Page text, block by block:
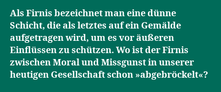
Als Firnis bezeichnet man eine dünne
Schicht, die als letztes auf ein Gemälde
aufgetragen wird, um es vor äußeren
Einflüssen zu schützen. Wo ist der Firnis
zwischen Moral und Missgunst in unserer
heutigen Gesellschaft schon »abgebröckelt«?